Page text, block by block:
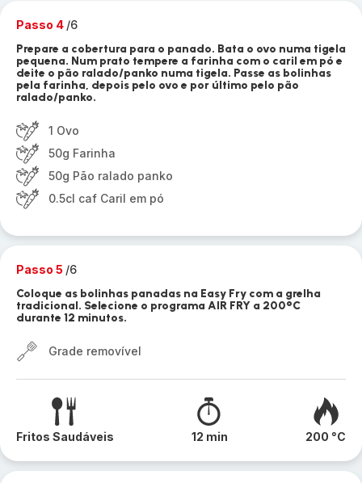
Passo 4 /6
Prepare a cobertura para o panado. Bata o ovo numa tigela
pequena. Num prato tempere a farinha com o caril em pó e
deite o pão ralado/panko numa tigela. Passe as bolinhas
pela farinha, depois pelo ovo e por último pelo pão
ralado/panko.
1 Ovo
50g Farinha
50g Pão ralado panko
0.5cl caf Caril em pó
Passo 5 /6
Coloque as bolinhas panadas na Easy Fry com a grelha
tradicional. Selecione o programa AIR FRY a 200°C
durante 12 minutos.
Grade removível
Fritos Saudáveis 12 min 200 °C